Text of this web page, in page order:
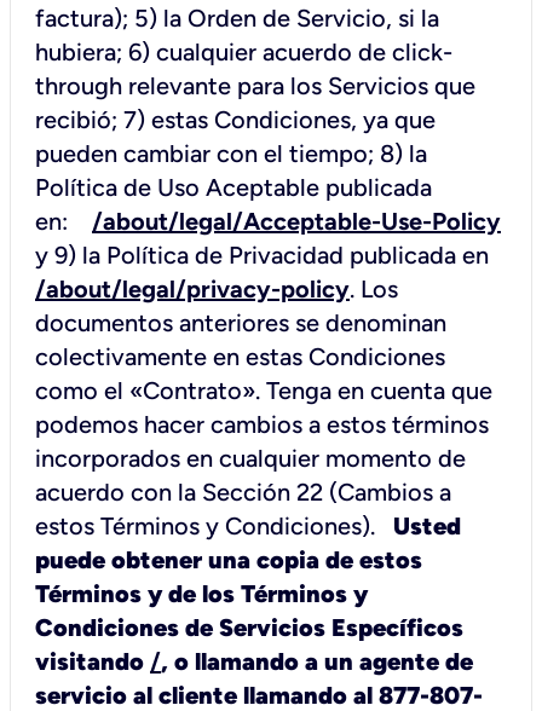
factura); 5) la Orden de Servicio, si la
hubiera; 6) cualquier acuerdo de click-
through relevante para los Servicios que
recibió; 7) estas Condiciones, ya que
pueden cambiar con el tiempo; 8) la
Política de Uso Aceptable publicada
en: /about/legal/Acceptable-Use-Policy
y 9) la Política de Privacidad publicada en
/about/legal/privacy-policy. Los
documentos anteriores se denominan
colectivamente en estas Condiciones
como el «Contrato». Tenga en cuenta que
podemos hacer cambios a estos términos
incorporados en cualquier momento de
acuerdo con la Sección 22 (Cambios a
estos Términos y Condiciones). Usted
puede obtener una copia de estos
Términos y de los Términos y
Condiciones de Servicios Específicos
visitando /, o llamando a un agente de
servicio al cliente llamando al 877-807-